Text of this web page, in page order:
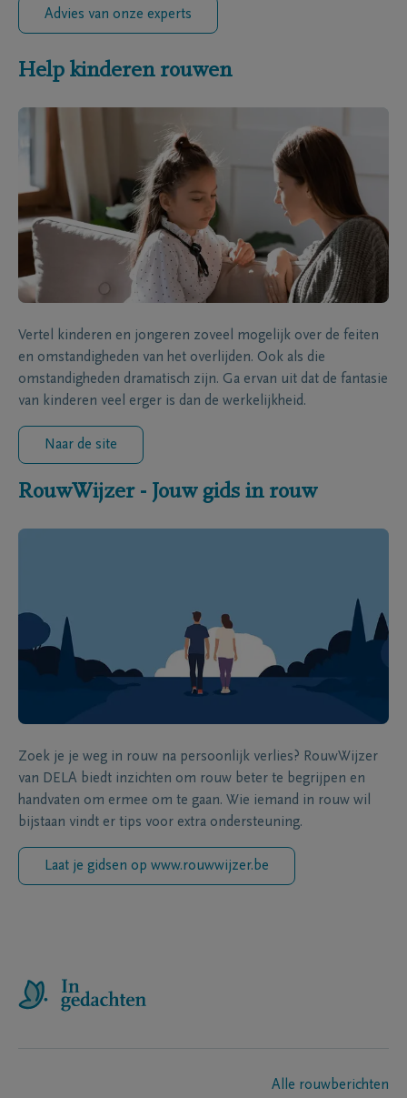
Advies van onze experts
Help kinderen rouwen
Vertel kinderen en jongeren zoveel mogelijk over de feiten
en omstandigheden van het overlijden. Ook als die
omstandigheden dramatisch zijn. Ga ervan uit dat de fantasie
van kinderen veel erger is dan de werkelijkheid.
Naar de site
RouwWijzer - Jouw gids in rouw
Zoek je je weg in rouw na persoonlijk verlies? RouwWijzer
van DELA biedt inzichten om rouw beter te begrijpen en
handvaten om ermee om te gaan. Wie iemand in rouw wil
bijstaan vindt er tips voor extra ondersteuning.
Laat je gidsen op www.rouwwijzer.be
Alle rouwberichten